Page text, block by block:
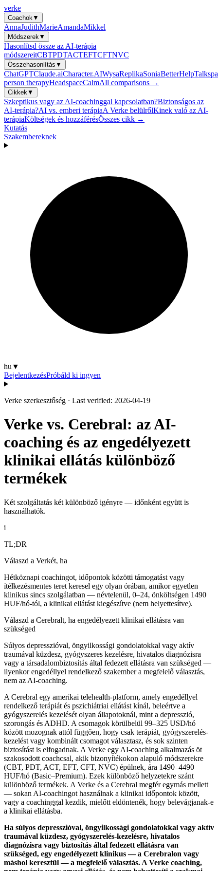
verke
Coachok▼
AnnaJudithMarieAmandaMikkel
Módszerek▼
Hasonlítsd össze az AI-terápia
módszereitCBTPDTACTEFTCFTNVC
Összehasonlítás ▼
ChatGPTClaude.aiCharacter.AIWysaReplikaSoniaBetterHelp
person therapyHeadspaceCalmAll comparisons →
Cikkek▼
Szkeptikus vagy az AI-coachinggal kapcsolatban?Biztonságos az
AI-terápia?AI vs. emberi terápiaA Verke belülrőlKinek való az AI-
terápiaKöltségek és hozzáférésÖsszes cikk →
Kutatás
Szakembereknek
hu ▼
BejelentkezésPróbáld ki ingyen
Verke szerkesztőség · Last verified: 2026-04-19
Verke vs. Cerebral: az AI-
coaching és az engedélyezett
klinikai ellátás különböző
termékek
Két szolgáltatás két különböző igényre — időnként együtt is
használhatók.
i
TL;DR
Válaszd a Verkét, ha
Hétköznapi coachingot, időpontok közötti támogatást vagy
ítélkezésmentes teret keresel egy olyan órában, amikor egyetlen
klinikus sincs szolgálatban — névtelenül, 0–24, önköltségen 1490
HUF/hó-tól, a klinikai ellátást kiegészítve (nem helyettesítve).
Válaszd a Cerebralt, ha engedélyezett klinikai ellátásra van
szükséged
Súlyos depresszióval, öngyilkossági gondolatokkal vagy aktív
traumával küzdesz, gyógyszeres kezelésre, hivatalos diagnózisra
vagy a társadalombiztosítás által fedezett ellátásra van szükséged —
ilyenkor engedéllyel rendelkező szakember a megfelelő választás,
nem az AI-coaching.
A Cerebral egy amerikai telehealth-platform, amely engedéllyel
rendelkező terápiát és pszichiátriai ellátást kínál, beleértve a
gyógyszerelés kezelését olyan állapotoknál, mint a depresszió,
szorongás és ADHD. A csomagok körülbelül 99–325 USD/hó
között mozognak attól függően, hogy csak terápiát, gyógyszerelés-
kezelést vagy kombinált csomagot választasz, és sok szinten
biztosítást is elfogadnak. A Verke egy AI-coaching alkalmazás öt
szakosodott coachcsal, akik bizonyítékokon alapuló módszerekre
(CBT, PDT, ACT, EFT, CFT, NVC) épülnek, ára 1490–4490
HUF/hó (Basic–Premium). Ezek különböző helyzetekre szánt
különböző termékek. A Verke és a Cerebral megfér egymás mellett
— sokan AI-coachingot használnak a klinikai időpontok között,
vagy a coachinggal kezdik, mielőtt eldöntenék, hogy belevágjanak-e
a klinikai ellátásba.
Ha súlyos depresszióval, öngyilkossági gondolatokkal vagy aktív
traumával küzdesz, gyógyszerelés-kezelésre, hivatalos
diagnózisra vagy biztosítás által fedezett ellátásra van
szükséged, egy engedélyezett klinikus — a Cerebralon vagy
máshol keresztül — a megfelelő választás. A Verke coaching,